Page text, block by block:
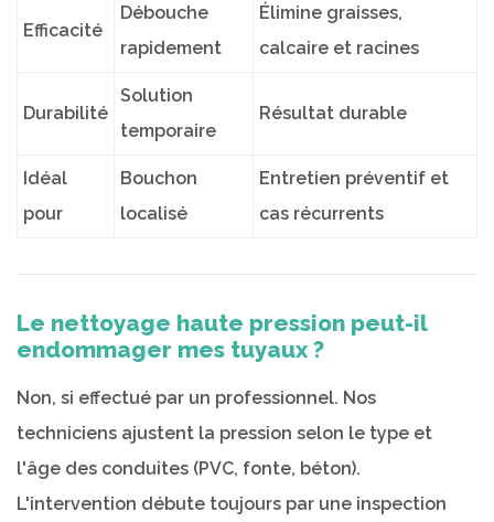
Efficacité
Débouche
rapidement
Élimine graisses,
calcaire et racines
Durabilité
Solution
temporaire
Résultat durable
Idéal
pour
Bouchon
localisé
Entretien préventif et
cas récurrents
Le nettoyage haute pression peut-il
endommager mes tuyaux ?
Non, si effectué par un professionnel. Nos
techniciens ajustent la pression selon le type et
l'âge des conduites (PVC, fonte, béton).
L'intervention débute toujours par une inspection